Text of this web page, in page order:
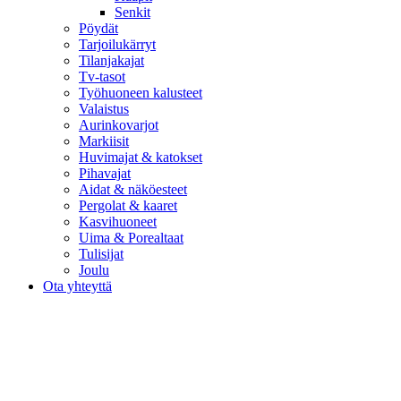
Senkit
Pöydät
Tarjoilukärryt
Tilanjakajat
Tv-tasot
Työhuoneen kalusteet
Valaistus
Aurinkovarjot
Markiisit
Huvimajat & katokset
Pihavajat
Aidat & näköesteet
Pergolat & kaaret
Kasvihuoneet
Uima & Porealtaat
Tulisijat
Joulu
Ota yhteyttä